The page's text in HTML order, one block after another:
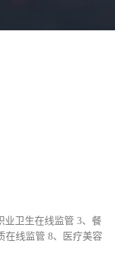
心，开发构建基于
，已对接医疗机构总